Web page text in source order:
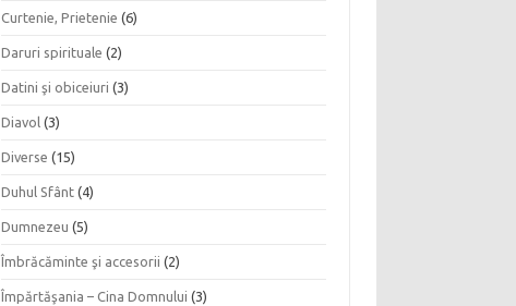
Curtenie, Prietenie (6)
Daruri spirituale (2)
Datini şi obiceiuri (3)
Diavol (3)
Diverse (15)
Duhul Sfânt (4)
Dumnezeu (5)
Îmbrăcăminte şi accesorii (2)
Împărtăşania – Cina Domnului (3)